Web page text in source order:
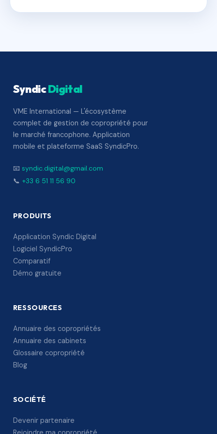
SyndicDigital
VME International — L'écosystème
complet de gestion de copropriété pour
le marché francophone. Application
mobile et plateforme SaaS SyndicPro.
📧 syndic.digital@gmail.com
📞 +33 6 51 11 56 90
PRODUITS
Application Syndic Digital
Logiciel SyndicPro
Comparatif
Démo gratuite
RESSOURCES
Annuaire des copropriétés
Annuaire des cabinets
Glossaire copropriété
Blog
SOCIÉTÉ
Devenir partenaire